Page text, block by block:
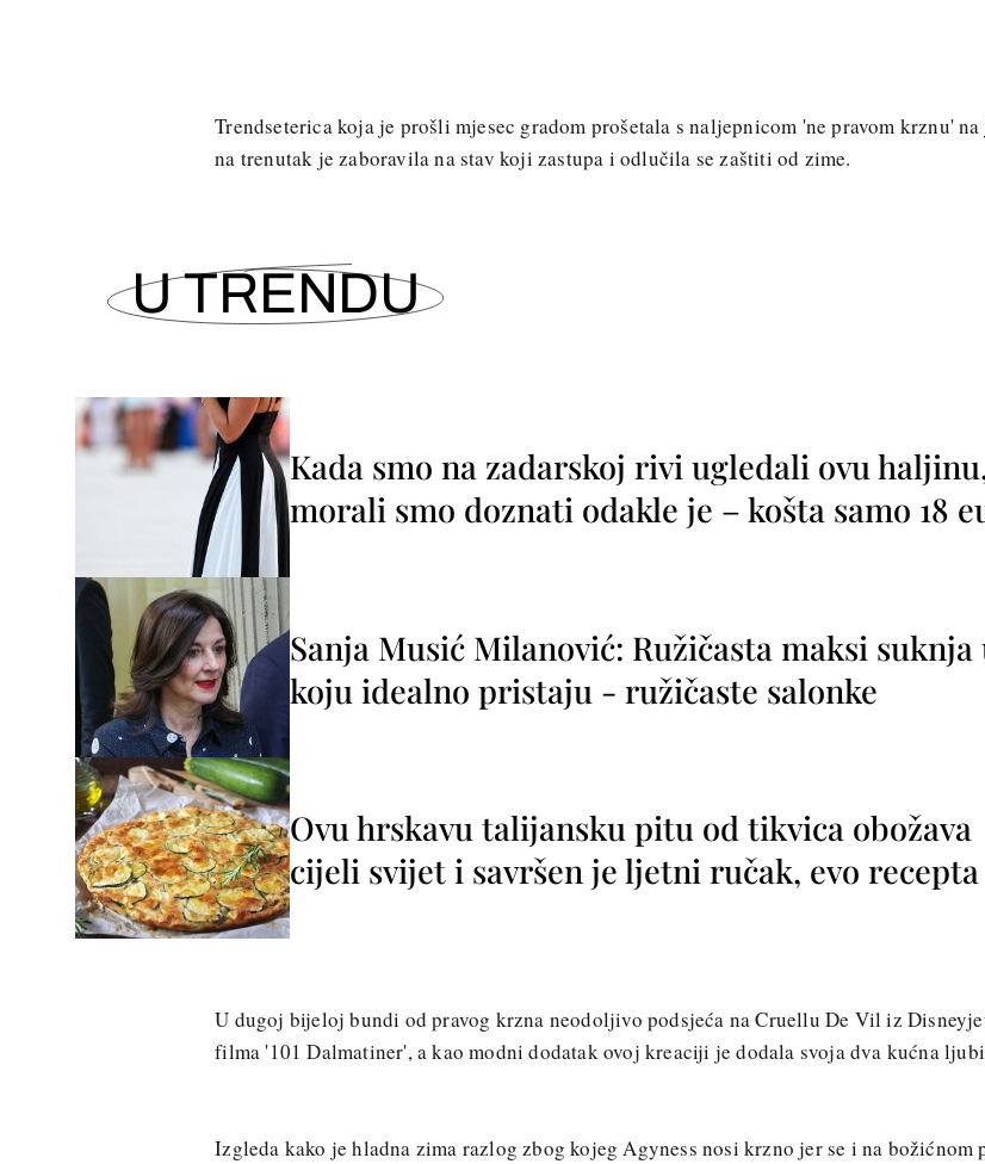
Trendseterica koja je prošli mjesec gradom prošetala s naljepnicom 'ne pravom krznu'
na trenutak je zaboravila na stav koji zastupa i odlučila se zaštiti od zime.
U TRENDU
Kada smo na zadarskoj rivi ugledali ovu
morali smo doznati odakle je – košta samo 18
Sanja Musić Milanović: Ružičasta maksi suknja
koju idealno pristaju - ružičaste salonke
Ovu hrskavu talijansku pitu od tikvica obožava
cijeli svijet i savršen je ljetni ručak, evo recepta
U dugoj bijeloj bundi od pravog krzna neodoljivo podsjeća na Cruellu De Vil iz
filma '101 Dalmatiner', a kao modni dodatak ovoj kreaciji je dodala svoja dva kućna
Izgleda kako je hladna zima razlog zbog kojeg Agyness nosi krzno jer se i na božićnom